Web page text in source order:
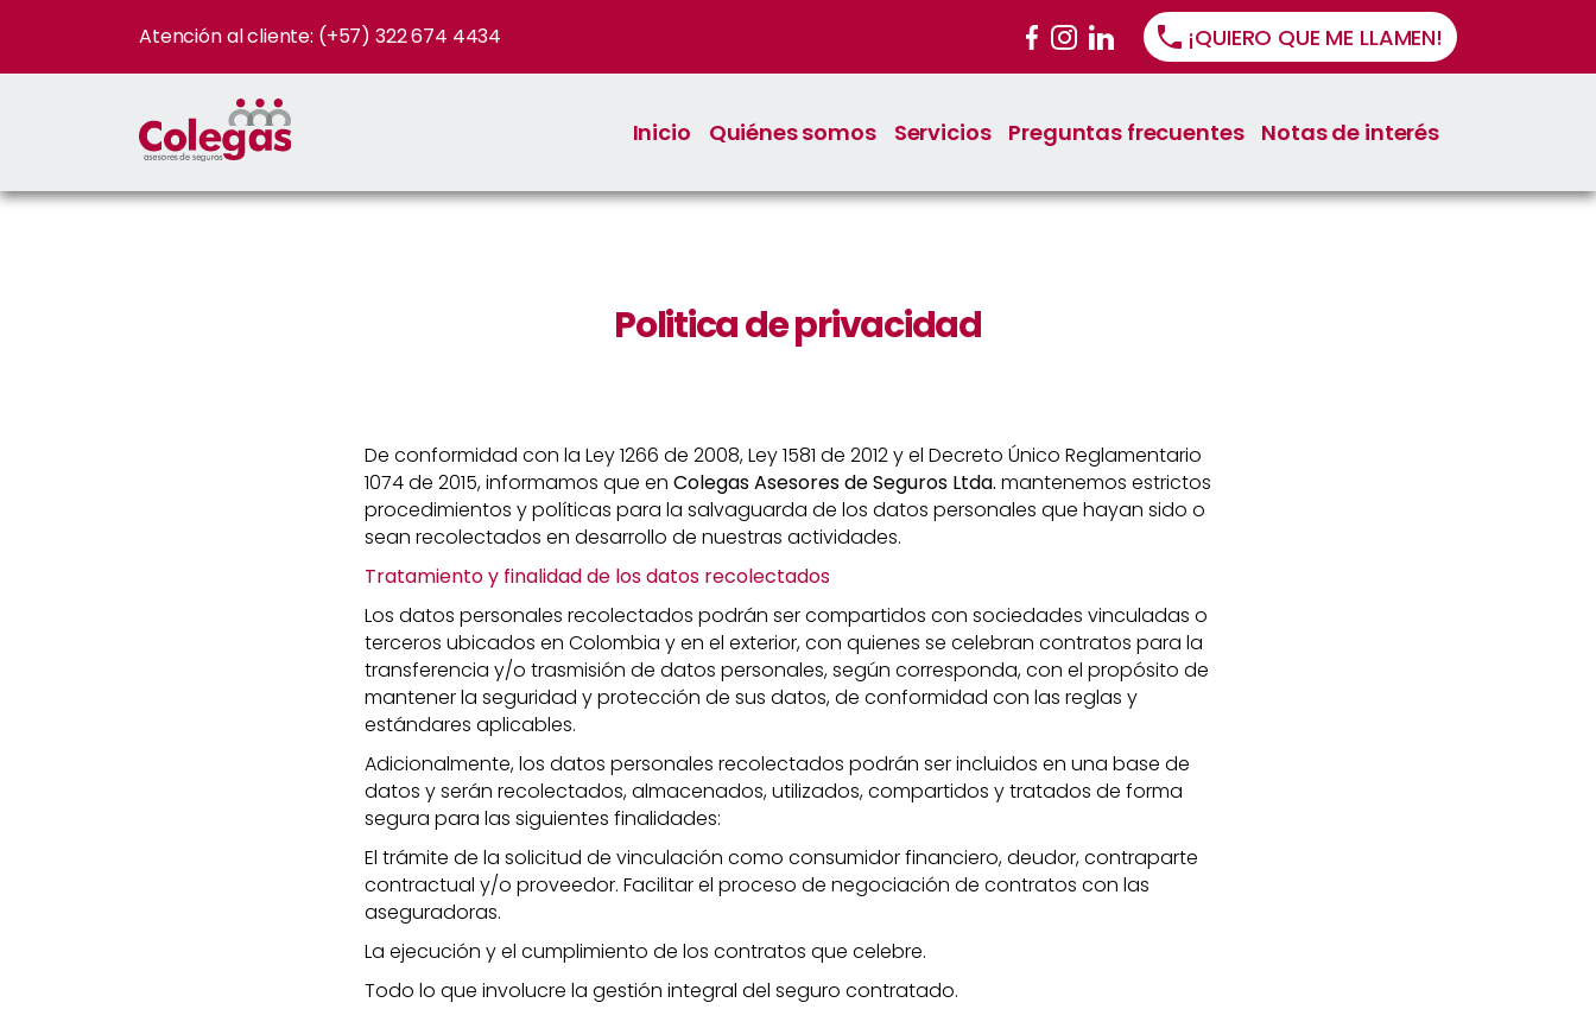
Atención al cliente: (+57) 322 674 4434 ¡QUIERO QUE ME LLAMEN!
Inicio Quiénes somos Servicios Preguntas frecuentes Notas de interés
Politica de privacidad
De conformidad con la Ley 1266 de 2008, Ley 1581 de 2012 y el Decreto Único Reglamentario
1074 de 2015, informamos que en Colegas Asesores de Seguros Ltda. mantenemos estrictos
procedimientos y políticas para la salvaguarda de los datos personales que hayan sido o
sean recolectados en desarrollo de nuestras actividades.
Tratamiento y finalidad de los datos recolectados
Los datos personales recolectados podrán ser compartidos con sociedades vinculadas o
terceros ubicados en Colombia y en el exterior, con quienes se celebran contratos para la
transferencia y/o trasmisión de datos personales, según corresponda, con el propósito de
mantener la seguridad y protección de sus datos, de conformidad con las reglas y
estándares aplicables.
Adicionalmente, los datos personales recolectados podrán ser incluidos en una base de
datos y serán recolectados, almacenados, utilizados, compartidos y tratados de forma
segura para las siguientes finalidades:
El trámite de la solicitud de vinculación como consumidor financiero, deudor, contraparte
contractual y/o proveedor. Facilitar el proceso de negociación de contratos con las
aseguradoras.
La ejecución y el cumplimiento de los contratos que celebre.
Todo lo que involucre la gestión integral del seguro contratado.